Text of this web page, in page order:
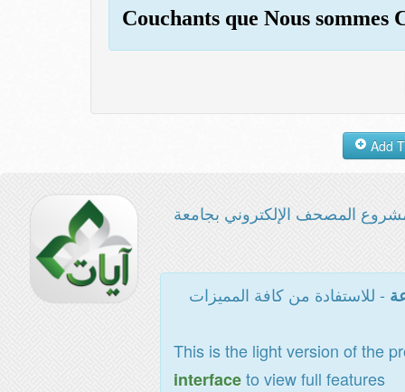
Couchants que Nous sommes
المصحف الإلكتروني بجامعة
- للاستفادة من كافة المميزات
This is the light version of the
interfaceto view full features